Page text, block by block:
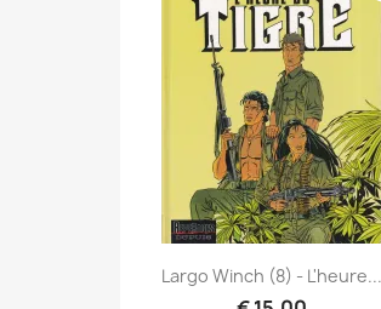
Largo Winch (8) - L'heure...